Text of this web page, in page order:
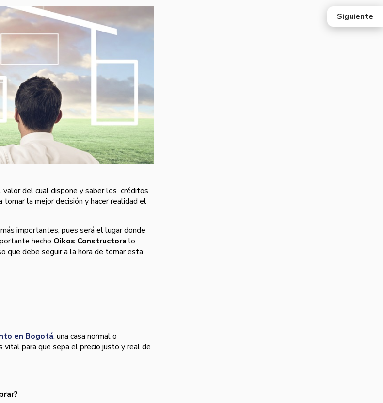
valor del cual dispone y saber los créditos
la mejor decisión y hacer realidad el
importantes, pues será el lugar donde
hecho Oikos Constructora lo
que debe seguir a la hora de tomar esta
en Bogotá, una casa normal o
para que sepa el precio justo y real de
Siguiente